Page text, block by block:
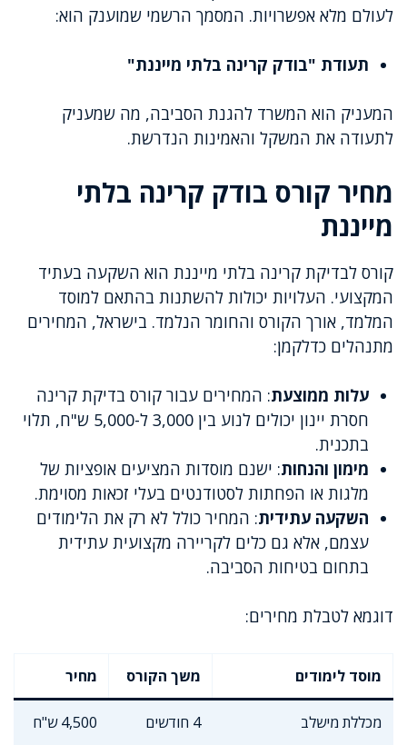
לעולם מלא אפשרויות. המסמך הרשמי שמוענק הוא:
תעודת "בודק קרינה בלתי מייננת"
המעניק הוא המשרד להגנת הסביבה, מה שמעניק
לתעודה את המשקל והאמינות הנדרשת.
מחיר קורס בודק קרינה בלתי
מייננת
קורס לבדיקת קרינה בלתי מייננת הוא השקעה בעתיד
המקצועי. העלויות יכולות להשתנות בהתאם למוסד
המלמד, אורך הקורס והחומר הנלמד. בישראל, המחירים
מתנהלים כדלקמן:
עלות ממוצעת: המחירים עבור קורס בדיקת קרינה
חסרת יינון יכולים לנוע בין 3,000 ל-5,000 ש"ח, תלוי
בתכנית.
מימון והנחות: ישנם מוסדות המציעים אופציות של
מלגות או הפחתות לסטודנטים בעלי זכאות מסוימת.
השקעה עתידית: המחיר כולל לא רק את הלימודים
עצמם, אלא גם כלים לקריירה מקצועית עתידית
בתחום בטיחות הסביבה.
דוגמא לטבלת מחירים:
מוסד לימודים משך הקורס מחיר
מכללת מישלב 4 חודשים 4,500 ש"ח